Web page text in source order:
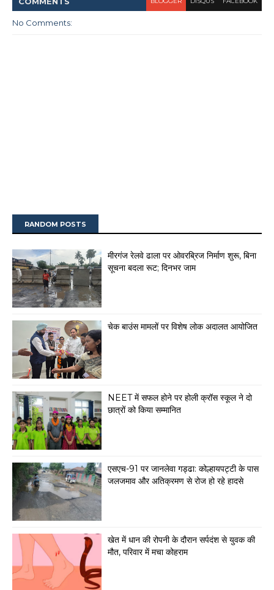
No Comments:
RANDOM POSTS
मीरगंज रेलवे ढाला पर ओवरब्रिज निर्माण शुरू, बिना
सूचना बदला रूट; दिनभर जाम
चेक बाउंस मामलों पर विशेष लोक अदालत आयोजित
NEET में सफल होने पर होली क्रॉस स्कूल ने दो
छात्रों को किया सम्मानित
एसएच-91 पर जानलेवा गड्ढा: कोल्हायपट्टी के पास
जलजमाव और अतिक्रमण से रोज हो रहे हादसे
खेत में धान की रोपनी के दौरान सर्पदंश से युवक की
मौत, परिवार में मचा कोहराम